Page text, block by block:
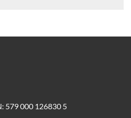
579 000 126830 5